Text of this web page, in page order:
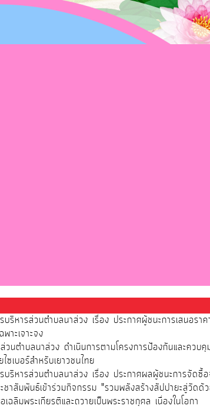
บริหารส่วนตำบลนาส่วง เรื่อง ประกาศผู้ชนะการเสนอ
าะเจาะจง
วนตำบลนาส่วง ดำเนินการตามโครงการป้องกันและค
ซเบอร์สำหรับเยาวชนไทย
บริหารส่วนตำบลนาส่วง เรื่อง ประกาศผลผู้ชนะการจั
ชาสัมพันธ์เข้าร่วมกิจกรรม "รวมพลังสร้างสัปปายะสู่
ฉลิมพระเกียรติและถวายเป็นพระราชกุศล เนื่องในโอกา